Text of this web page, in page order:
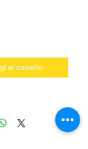
al carrello